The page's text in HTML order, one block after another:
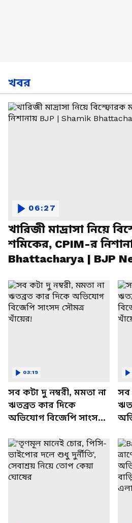
খবর
খারিজী মাদ্রাসা নিয়ে
শমিকের, CPIM-র
Bhattacharya | BJP
06:27
সব কটা দু নম্বরী, মমতা না
ঋতব্রত কার দিকে
অভিযোগ বিজেপি সাংসদ
03:19
সব